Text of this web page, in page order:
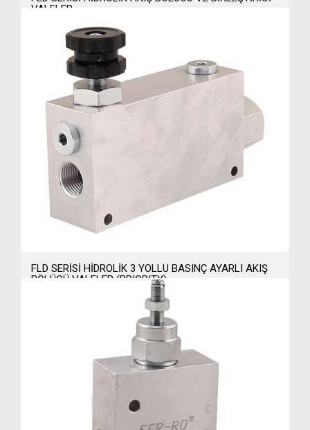
VALFLER
FLD SERİSİ HİDROLİK 3 YOLLU BASINÇ AYARLI AKIŞ
BÖLÜCÜ VALFLER (PRIORITY)